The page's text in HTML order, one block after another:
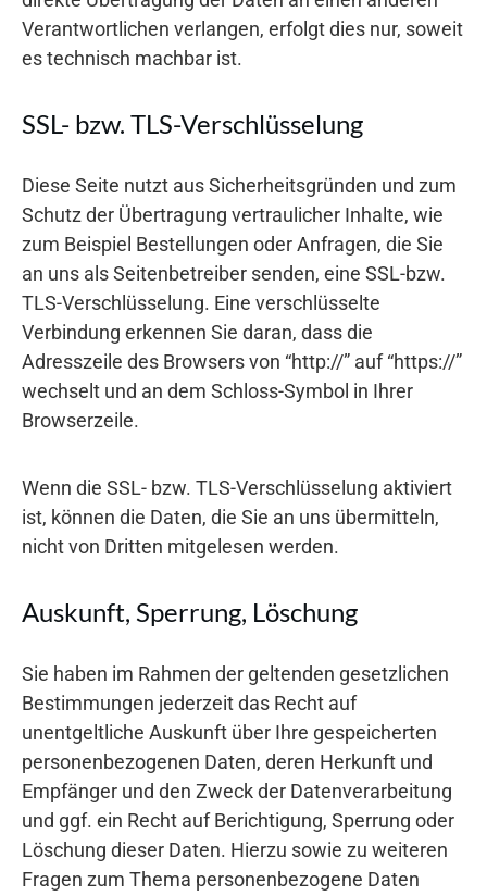
Verantwortlichen verlangen, erfolgt dies nur, soweit
es technisch machbar ist.
SSL- bzw. TLS-Verschlüsselung
Diese Seite nutzt aus Sicherheitsgründen und zum
Schutz der Übertragung vertraulicher Inhalte, wie
zum Beispiel Bestellungen oder Anfragen, die Sie
an uns als Seitenbetreiber senden, eine SSL-bzw.
TLS-Verschlüsselung. Eine verschlüsselte
Verbindung erkennen Sie daran, dass die
Adresszeile des Browsers von “http://” auf “https://”
wechselt und an dem Schloss-Symbol in Ihrer
Browserzeile.
Wenn die SSL- bzw. TLS-Verschlüsselung aktiviert
ist, können die Daten, die Sie an uns übermitteln,
nicht von Dritten mitgelesen werden.
Auskunft, Sperrung, Löschung
Sie haben im Rahmen der geltenden gesetzlichen
Bestimmungen jederzeit das Recht auf
unentgeltliche Auskunft über Ihre gespeicherten
personenbezogenen Daten, deren Herkunft und
Empfänger und den Zweck der Datenverarbeitung
und ggf. ein Recht auf Berichtigung, Sperrung oder
Löschung dieser Daten. Hierzu sowie zu weiteren
Fragen zum Thema personenbezogene Daten